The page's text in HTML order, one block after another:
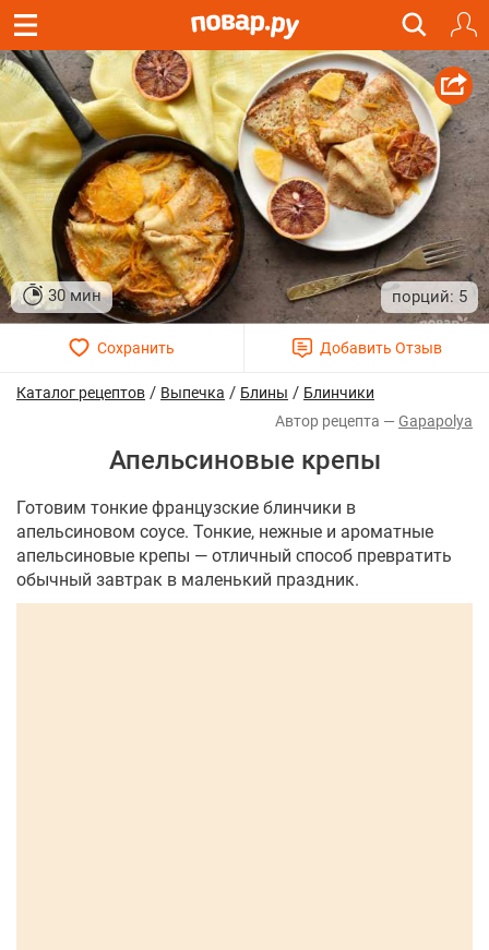
30 мин 5
Каталог рецептов / Выпечка / Блины / Блинчики
Gapapolya
Апельсиновые крепы
Готовим тонкие французские блинчики в
апельсиновом соусе. Тонкие, нежные и ароматные
апельсиновые крепы — отличный способ превратить
обычный завтрак в маленький праздник.